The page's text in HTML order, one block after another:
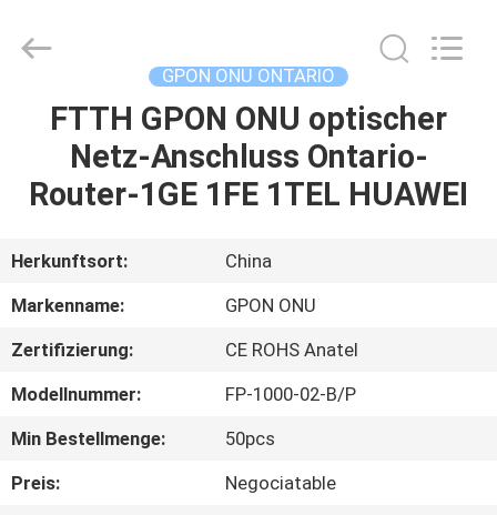
HAUS
PRODUKTE
ÜBER
UNS
FABRIK-
AUSFLUG
QUALITÄTSKONTROLLE
LIMITED.
GPON ONU ONTARIO
FTTH GPON ONU optischer
Netz-Anschluss Ontario-
Router-1GE 1FE 1TEL HUAWEI
Herkunftsort:
China
Markenname:
GPON ONU
Zertifizierung:
CE ROHS Anatel
Modellnummer:
FP-1000-02-B/P
Min Bestellmenge:
50pcs
Preis:
Negociatable